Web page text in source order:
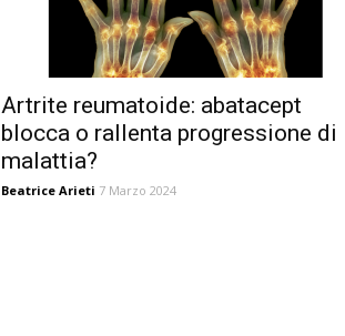
Artrite reumatoide: abatacept
blocca o rallenta progressione di
malattia?
Beatrice Arieti 7 Marzo 2024